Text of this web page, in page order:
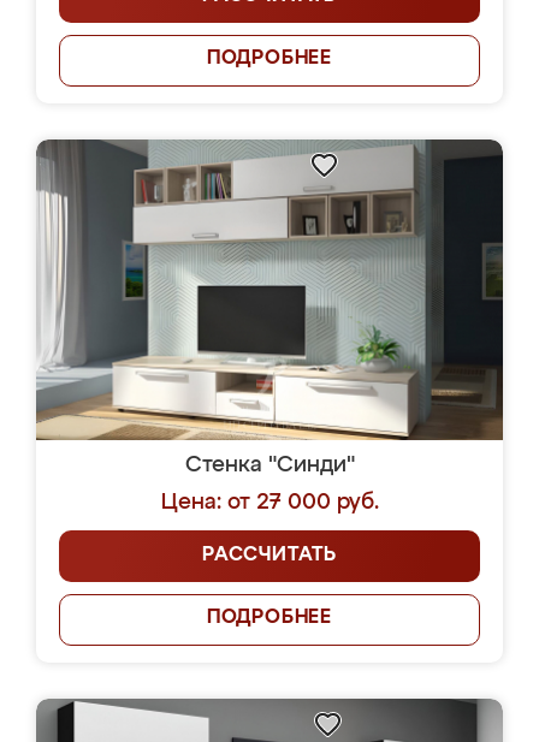
ПОДРОБНЕЕ
Стенка "Синди"
Цена: от 27 000 руб.
РАССЧИТАТЬ
ПОДРОБНЕЕ